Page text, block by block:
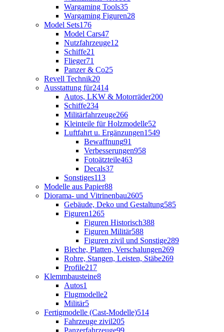
Wargaming Tools35
Wargaming Figuren28
Model Sets176
Model Cars47
Nutzfahrzeuge12
Schiffe21
Flieger71
Panzer & Co25
Revell Technik20
Ausstattung für2414
Autos, LKW & Motorräder200
Schiffe234
Militärfahrzeuge266
Kleinteile für Holzmodelle52
Luftfahrt u. Ergänzungen1549
Bewaffnung91
Verbesserungen958
Fotoätzteile463
Decals37
Sonstiges113
Modelle aus Papier88
Diorama- und Vitrinenbau2605
Gebäude, Deko und Gestaltung585
Figuren1265
Figuren Historisch388
Figuren Militär588
Figuren zivil und Sonstige289
Bleche, Platten, Verschalungen269
Rohre, Stangen, Leisten, Stäbe269
Profile217
Klemmbausteine8
Autos1
Flugmodelle2
Militär5
Fertigmodelle (Cast-Modelle)514
Fahrzeuge zivil205
Panzerfahrzeuge99